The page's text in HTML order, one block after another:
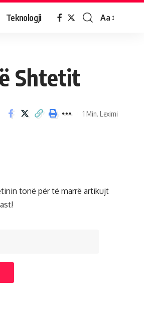
Teknologji Aa
Shtetit
1 Min. Leximi
tonë për të marrë artikujt